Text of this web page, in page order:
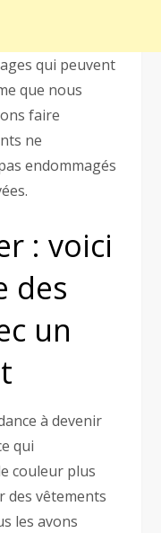
qui peuvent
que nous
faire
ne
endommagés
: voici
des
un
à devenir
qui
couleur plus
des vêtements
les avons